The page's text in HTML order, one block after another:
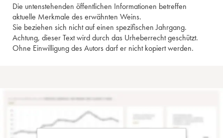
Die untenstehenden öffentlichen Informationen betreffen
aktuelle Merkmale des erwähnten Weins.
Sie beziehen sich nicht auf einen spezifischen Jahrgang.
Achtung, dieser Text wird durch das Urheberrecht geschützt.
Ohne Einwilligung des Autors darf er nicht kopiert werden.